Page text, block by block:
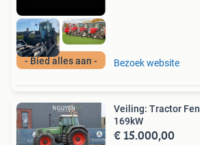
- Bied alles aan - Bezoek website
Veiling: Tractor
169kW
€ 15.000,00